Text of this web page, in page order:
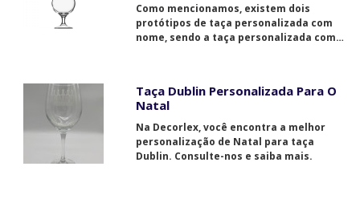
Como mencionamos, existem dois
protótipos de taça personalizada com
nome, sendo a taça personalizada com
com nome em vidro possui inúmeras
propriedades relevantes para que ela
seja a preferida em meio aos outros
modelos.
Taça Dublin Personalizada Para O
Natal
Na Decorlex, você encontra a melhor
personalização de Natal para taça
Dublin. Consulte-nos e saiba mais.